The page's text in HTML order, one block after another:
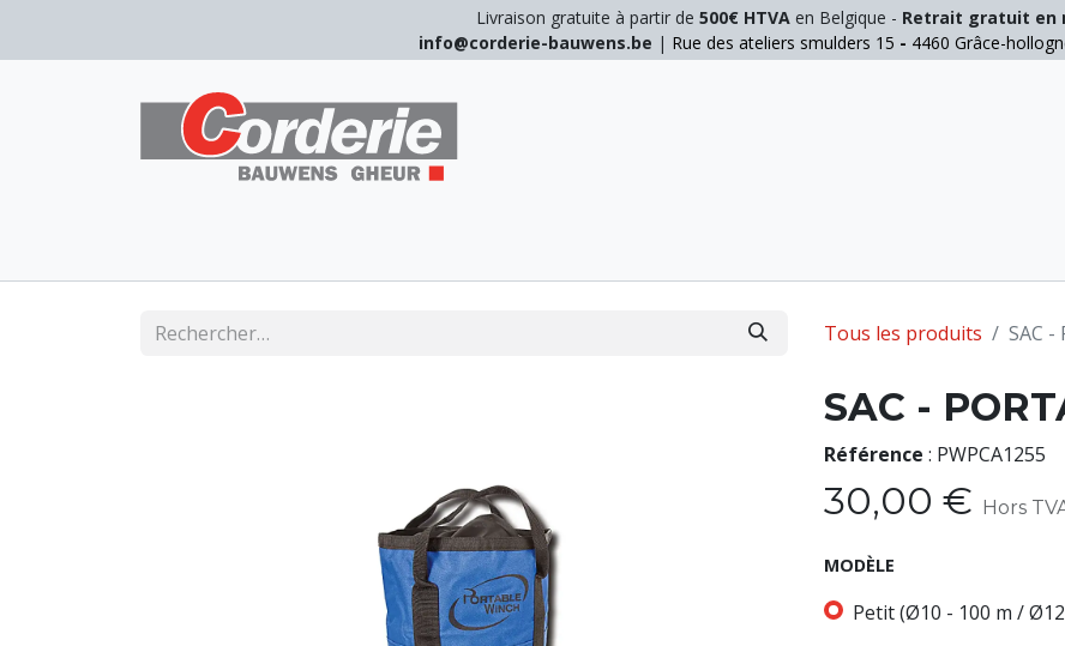
Livraison gratuite à partir de 500€ HTVAen Belgique - Retrait gratuit en
info@corderie-bauwens.be | Rue des ateliers smulders 15 - 4460 Grâce-
Tous les produits SAC -
SAC -
Référence : PWPCA1255
30,00 € Hors
MODÈLE
Petit (Ø10 - 100 m /